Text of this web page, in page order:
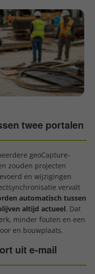
twee portalen
geoCapture-
zouden projecten
en wijzigingen
vervalt
automatisch tussen
altijd actueel. Dat
minder fouten en een
en bouwplaats.
uit e-mail